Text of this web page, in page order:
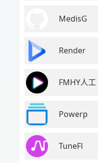
MedisG
Render
FMHY人工
Powerp
TuneFl